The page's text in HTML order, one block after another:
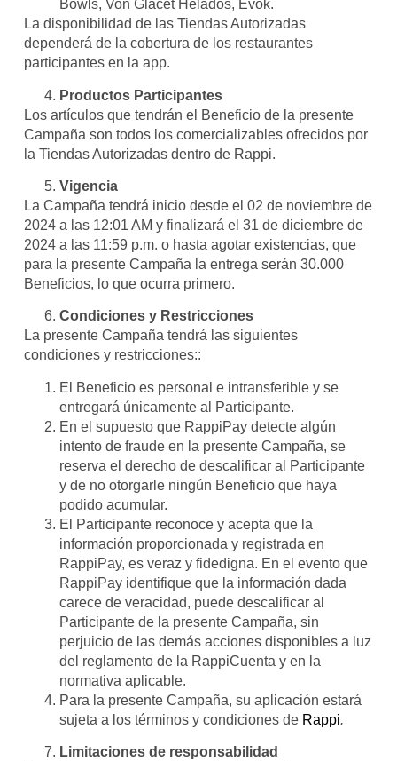
Bowls, Von Glacet Helados, Evok.
La disponibilidad de las Tiendas Autorizadas
dependerá de la cobertura de los restaurantes
participantes en la app.
Productos Participantes
Los artículos que tendrán el Beneficio de la presente
Campaña son todos los comercializables ofrecidos por
la Tiendas Autorizadas dentro de Rappi.
Vigencia
La Campaña tendrá inicio desde el 02 de noviembre de
2024 a las 12:01 AM y finalizará el 31 de diciembre de
2024 a las 11:59 p.m. o hasta agotar existencias, que
para la presente Campaña la entrega serán 30.000
Beneficios, lo que ocurra primero.
Condiciones y Restricciones
La presente Campaña tendrá las siguientes
condiciones y restricciones::
El Beneficio es personal e intransferible y se
entregará únicamente al Participante.
En el supuesto que RappiPay detecte algún
intento de fraude en la presente Campaña, se
reserva el derecho de descalificar al Participante
y de no otorgarle ningún Beneficio que haya
podido acumular.
El Participante reconoce y acepta que la
información proporcionada y registrada en
RappiPay, es veraz y fidedigna. En el evento que
RappiPay identifique que la información dada
carece de veracidad, puede descalificar al
Participante de la presente Campaña, sin
perjuicio de las demás acciones disponibles a luz
del reglamento de la RappiCuenta y en la
normativa aplicable.
Para la presente Campaña, su aplicación estará
sujeta a los términos y condiciones de Rappi.
Limitaciones de responsabilidad